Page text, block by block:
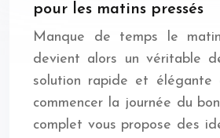
pour les matins pressés
Manque de temps le
devient alors un véritable
solution rapide et élégante
commencer la journée du
complet vous propose des